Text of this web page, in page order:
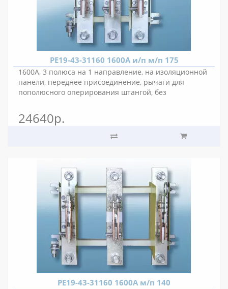
РЕ19-43-31160 1600А и/п м/п 175
1600А, 3 полюса на 1 направление, на изоляционной
панели, переднее присоединение, рычаги для
пополюсного оперирования штангой, без
расстояние 175 мм.
24640р.
РЕ19-43-31160 1600А м/п 140